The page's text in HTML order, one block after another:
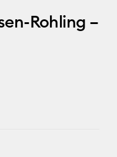
Rohling –